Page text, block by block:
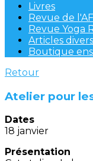
Livres
Revue de
Revue Yoga
Articles divers
Boutique
Retour
Atelier pour
Dates
18 janvier
Présentation